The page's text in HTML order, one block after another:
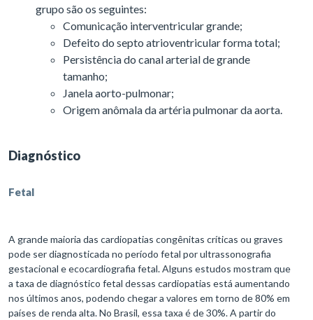
grupo são os seguintes:
Comunicação interventricular grande;
Defeito do septo atrioventricular forma total;
Persistência do canal arterial de grande
tamanho;
Janela aorto-pulmonar;
Origem anômala da artéria pulmonar da aorta.
Diagnóstico
Fetal
A grande maioria das cardiopatias congênitas críticas ou graves
pode ser diagnosticada no período fetal por ultrassonografia
gestacional e ecocardiografia fetal. Alguns estudos mostram que
a taxa de diagnóstico fetal dessas cardiopatias está aumentando
nos últimos anos, podendo chegar a valores em torno de 80% em
países de renda alta. No Brasil, essa taxa é de 30%. A partir do